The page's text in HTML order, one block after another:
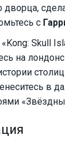
дворца,
с
Skull
на
в